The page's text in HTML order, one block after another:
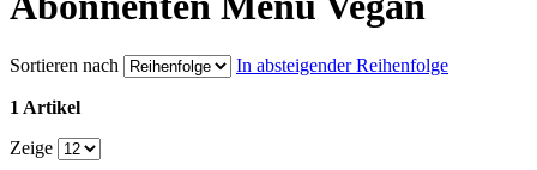
Sortieren nach In absteigender Reihenfolge
1 Artikel
Zeige